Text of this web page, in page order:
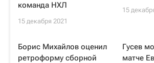
команда НХЛ
15 декабря 2021
15
Борис Михайлов оценил
ретроформу сборной
Гусев
матче